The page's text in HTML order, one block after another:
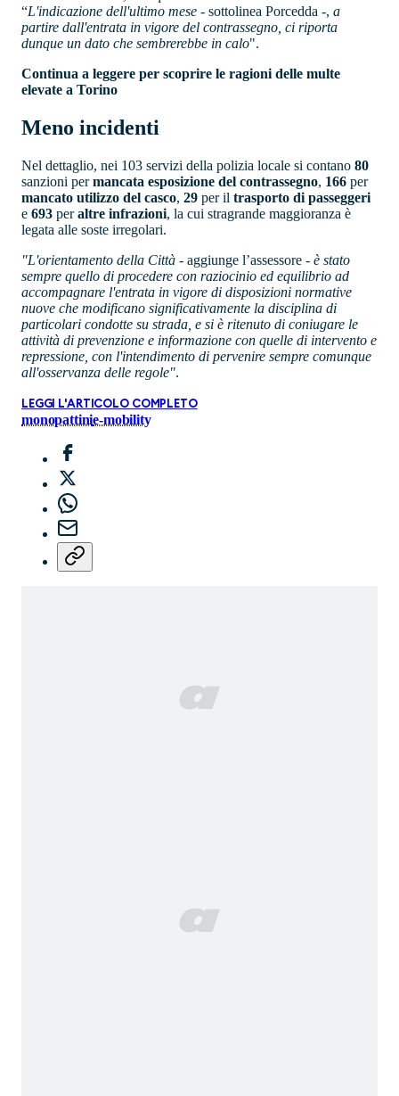
“L'indicazione dell'ultimo mese - sottolinea Porcedda -, a
partire dall'entrata in vigore del contrassegno, ci riporta
dunque un dato che sembrerebbe in calo".
Continua a leggere per scoprire le ragioni delle multe
elevate a Torino
Meno incidenti
Nel dettaglio, nei 103 servizi della polizia locale si contano 80
sanzioni permancata esposizione del contrassegno, 166 per
mancato utilizzo del casco, 29 per il trasporto di passeggeri
e 693 peraltre infrazioni, la cui stragrande maggioranza è
legata alle soste irregolari.
"L'orientamento della Città - aggiunge l’assessore - è stato
sempre quello di procedere con raziocinio ed equilibrio ad
accompagnare l'entrata in vigore di disposizioni normative
nuove che modificano significativamente la disciplina di
particolari condotte su strada, e si è ritenuto di coniugare le
attività di prevenzione e informazione con quelle di intervento e
repressione, con l'intendimento di pervenire sempre comunque
all'osservanza delle regole".
LEGGI L'ARTICOLO COMPLETO
monopattinie-mobility